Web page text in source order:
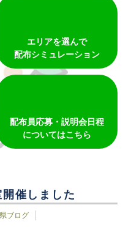
エリアを選んで
配布シミュレーション
配布員応募・説明会日程
についてはこちら
催しました
ブログ